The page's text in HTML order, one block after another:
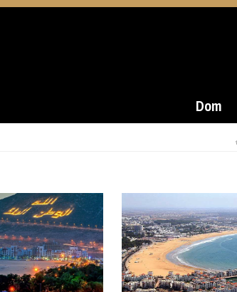
Dom